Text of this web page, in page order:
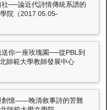
──論近代詩情傳統系譜的
院（2017.05.05-
你一座玫瑰園──從PBL到
師範大學教師發展中心
創憶——晚清敘事詩的苦難